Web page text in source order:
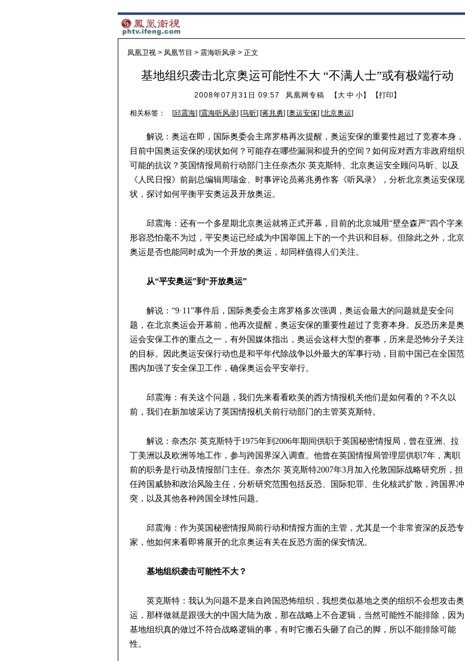
凤凰卫视 > 凤凰节目 > 震海听风录 > 正文
基地组织袭击北京奥运可能性不大 “不满人士”或有极端行动
2008年07月31日 09:57 凤凰网专稿 【大 中 小】 【打印 】
相关标签： [邱震海] [震海听风录] [马昕] [蒋兆勇] [奥运安保] [北京奥运]
解说：奥运在即，国际奥委会主席罗格再次提醒，奥运安保的重要性超过了竞赛本身，
目前中国奥运安保的现状如何？可能存在哪些漏洞和提升的空间？如何应对西方非政府组织
可能的抗议？英国情报局前行动部门主任奈杰尔·英克斯特、北京奥运安全顾问马昕、以及
《人民日报》前副总编辑周瑞金、时事评论员蒋兆勇作客《听风录》，分析北京奥运安保现
状，探讨如何平衡平安奥运及开放奥运。
邱震海：还有一个多星期北京奥运就将正式开幕，目前的北京城用“壁垒森严”四个字来
形容恐怕毫不为过，平安奥运已经成为中国举国上下的一个共识和目标。但除此之外，北京
奥运是否也能同时成为一个开放的奥运，却同样值得人们关注。
从“平安奥运”到“开放奥运”
解说：“9·11”事件后，国际奥委会主席罗格多次强调，奥运会最大的问题就是安全问
题，在北京奥运会开幕前，他再次提醒，奥运安保的重要性超过了竞赛本身。反恐历来是奥
运会安保工作的重点之一，有外国媒体指出，奥运会这样大型的赛事，历来是恐怖分子关注
的目标。因此奥运安保行动也是和平年代除战争以外最大的军事行动，目前中国已在全国范
围内加强了安全保卫工作，确保奥运会平安举行。
邱震海：有关这个问题，我们先来看看欧美的西方情报机关他们是如何看的？不久以
前，我们在新加坡采访了英国情报机关前行动部门的主管英克斯特。
解说：奈杰尔·英克斯特于1975年到2006年期间供职于英国秘密情报局，曾在亚洲、拉
丁美洲以及欧洲等地工作，参与跨国界深入调查。他曾在英国情报局管理层供职7年，离职
前的职务是行动及情报部门主任。奈杰尔·英克斯特2007年3月加入伦敦国际战略研究所，担
任跨国威胁和政治风险主任，分析研究范围包括反恐、国际犯罪、生化核武扩散，跨国界冲
突，以及其他各种跨国全球性问题。
邱震海：作为英国秘密情报局前行动和情报方面的主管，尤其是一个非常资深的反恐专
家，他如何来看即将展开的北京奥运有关在反恐方面的保安情况。
基地组织袭击可能性不大？
英克斯特：我认为问题不是来自跨国恐怖组织，我想类似基地之类的组织不会想攻击奥
运，那样做就是跟强大的中国大陆为敌，那在战略上不合逻辑，当然可能性不能排除，因为
基地组织真的做过不符合战略逻辑的事，有时它搬石头砸了自己的脚，所以不能排除可能
性。